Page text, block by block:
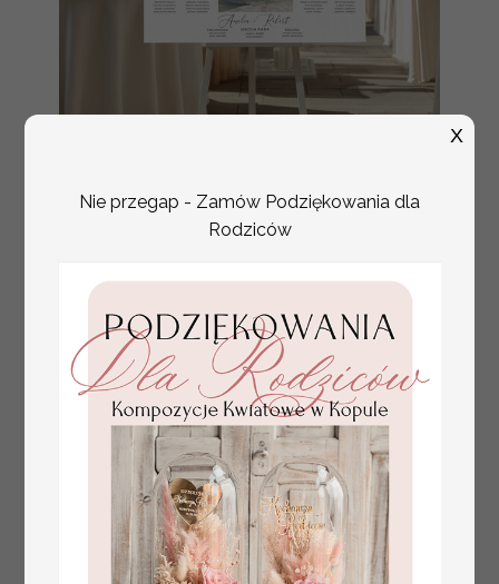
plan stołów
informacyjna dla
plan stołów na
weselu ze zdjęciem
Pary Młodej, plan
usadzenia gości
weselnych
Promocja:
100 PLN
Nie przegap - Zamów Podziękowania dla
Rodziców
X